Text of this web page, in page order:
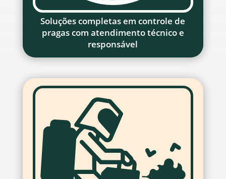
Soluções completas em controle de
pragas com atendimento técnico e
responsável